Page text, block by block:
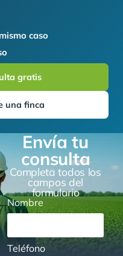
caso
gratis
una finca
Envía tu
consulta
Completa todos los
campos del
formulario
Nombre
Teléfono